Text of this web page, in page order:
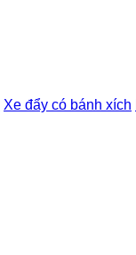
Xe đẩy có bánh xích